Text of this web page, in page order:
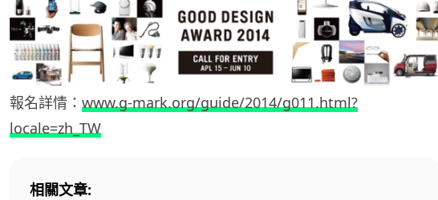
報名詳情： www.g-mark.org/guide/2014/g011.html?
locale=zh_TW
相關文章: